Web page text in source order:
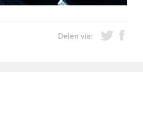
Delen via: